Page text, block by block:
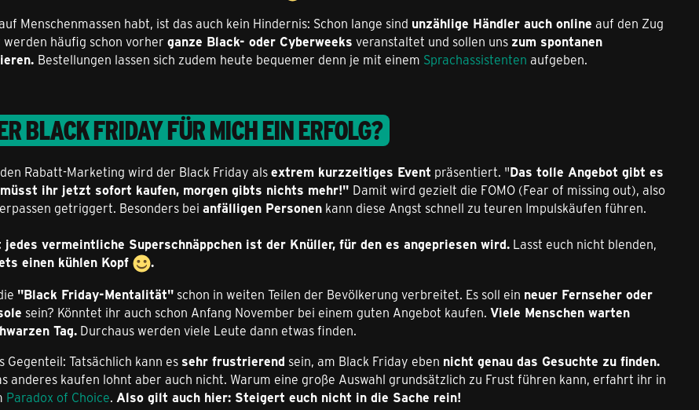
Menschenmassen habt, ist das auch kein Hindernis: Schon lange sind unzählige Händler auch online auf den Zug
häufig schon vorher ganze Black- oder Cyberweeks veranstaltet und sollen uns zum spontanen
Bestellungen lassen sich zudem heute bequemer denn je mit einem Sprachassistenten aufgeben.
BLACK FRIDAY FÜR MICH EIN ERFOLG?
Rabatt-Marketing wird der Black Friday alsextrem kurzzeitiges Event präsentiert. "Das tolle Angebot gibt es
ihr jetzt sofort kaufen, morgen gibts nichts mehr!" Damit wird gezielt die FOMO (Fear of missing out), also
getriggert. Besonders bei anfälligen Personen kann diese Angst schnell zu teuren Impulskäufen führen.
jedes vermeintliche Superschnäppchen ist der Knüller, für den es angepriesen wird. Lasst euch nicht blenden,
einen kühlen Kopf
.
"Black Friday-Mentalität" schon in weiten Teilen der Bevölkerung verbreitet. Es soll ein neuer Fernseher oder
sein? Könntet ihr auch schon Anfang November bei einem guten Angebot kaufen. Viele Menschen warten
Tag. Durchaus werden viele Leute dann etwas finden.
Gegenteil: Tatsächlich kann es sehr frustrierend sein, am Black Friday eben nicht genau das Gesuchte zu finden.
anderes kaufen lohnt aber auch nicht. Warum eine große Auswahl grundsätzlich zu Frust führen kann, erfahrt ihr in
Paradox of Choice. Also gilt auch hier: Steigert euch nicht in die Sache rein!